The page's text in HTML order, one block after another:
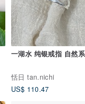
一湖水 纯银戒指 自然
恬日 tan.nichi
US$ 110.47